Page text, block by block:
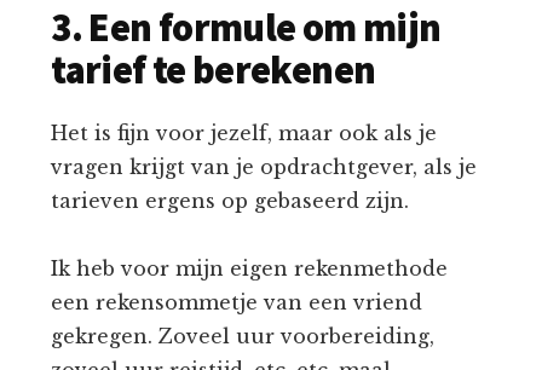
3. Een formule om mijn
tarief te berekenen
Het is fijn voor jezelf, maar ook als je
vragen krijgt van je opdrachtgever, als je
tarieven ergens op gebaseerd zijn.
Ik heb voor mijn eigen rekenmethode
een rekensommetje van een vriend
gekregen. Zoveel uur voorbereiding,